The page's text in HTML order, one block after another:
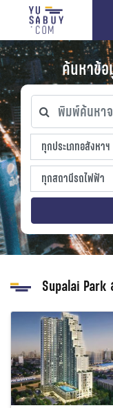
ค้นหาข้อ
พิมพ์ค้นหาจากชื่
ทุกประเภทอสังหา
ทุกประเภทอสังหาฯ
sproperty
ทุกทำเลที่ตั้ง
ทุกสถานีรถไฟฟ้า
ทุกสถานีรถไฟฟ้า
strain-station
ทุกช่วงราคา
Supalai